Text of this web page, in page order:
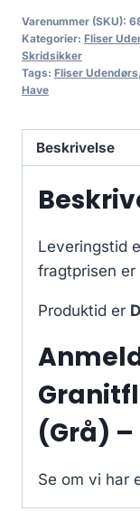
Varenummer (SKU):
Kategorier: Fliser
Skridsikker
Tags: Fliser Udendørs,
Have
Beskrivelse
Leveringstid
fragtprisen er
Produktid er
(Grå) –
Se om vi har